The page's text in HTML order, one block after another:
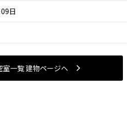
日
室一覧 建物ページヘ